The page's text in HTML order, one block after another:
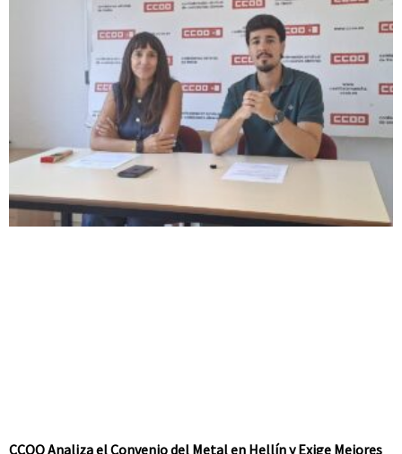
CCOO Analiza el Convenio del Metal en Hellín y Exige Mejores